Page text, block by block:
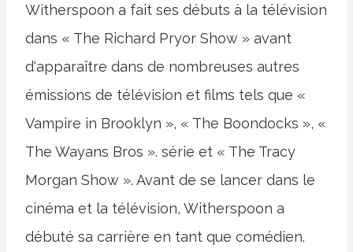
Witherspoon a fait ses débuts à la télévision
dans « The Richard Pryor Show » avant
d'apparaître dans de nombreuses autres
émissions de télévision et films tels que «
Vampire in Brooklyn », « The Boondocks », «
The Wayans Bros ». série et « The Tracy
Morgan Show ». Avant de se lancer dans le
cinéma et la télévision, Witherspoon a
débuté sa carrière en tant que comédien.